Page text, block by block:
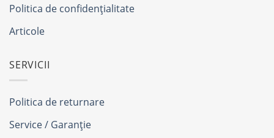
Politica de confidențialitate
Articole
SERVICII
Politica de returnare
Service / Garanție